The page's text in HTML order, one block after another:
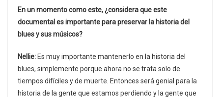
En un momento como este, ¿considera que este
documental es importante para preservar la historia del
blues y sus músicos?
Nellie: Es muy importante mantenerlo en la historia del
blues, simplemente porque ahora no se trata solo de
tiempos difíciles y de muerte. Entonces será genial para la
historia de la gente que estamos perdiendo y la gente que